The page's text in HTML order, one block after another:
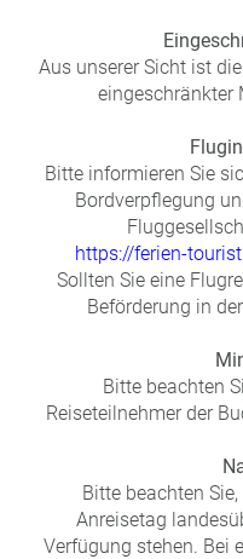
Aus unserer Sicht ist
eingeschränkter
Bitte informieren Sie
Bordverpflegung
https://ferien-
Sollten Sie eine
Beförderung in
Bitte beachten
Reiseteilnehmer der
Bitte beachten
Anreisetag
Verfügung stehen. Bei